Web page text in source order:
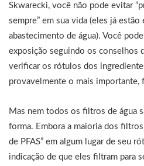
Skwarecki, você não pode evitar
sempre” em sua vida (eles já
abastecimento de água). Você
exposição seguindo os conselhos
verificar os rótulos dos
provavelmente o mais importante,
Mas nem todos os filtros de água
forma. Embora a maioria dos
de PFAS” em algum lugar de seu
indicação de que eles filtram para